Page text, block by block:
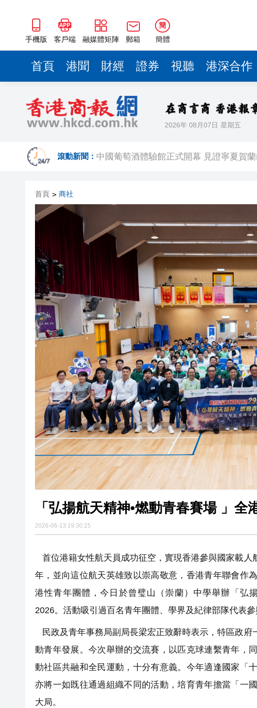
手機版 客戶端 融媒體矩陣 郵箱
簡
簡體
首頁 港聞 財經 證券 視聽 港深合作
2026年 08月07日 星期五
滾動新聞：
有片丨倪嘉雯首演打女 做足功課 秒切第二
有片｜【《給阿嬤的情書》香港首映】影
借勢東北超燃動盛夏！瀋陽都市圈發布十
第十八屆海峽論壇 從跨行演員到扎根一線
中國葡萄酒體驗館正式開幕 見證寧夏賀
美國批准售韓導彈，朝鮮譴責
世界盃伊朗隊訓練
第十八屆海峽論壇 從跨行演員到扎根一線
「弘揚航天精神•燃動青春賽場 」全港青
中國葡萄酒體驗館正式開幕 見證寧夏賀蘭
有片丨倪嘉雯首演打女 做足功課 秒切第
有片｜【《給阿嬤的情書》香港首映】
借勢東北超燃動盛夏！瀋陽都市圈發布十
美國批准售韓導彈，朝鮮譴責
世界盃伊朗隊訓練
首頁 > 商社
「弘揚航天精神•燃動青春賽場 」
2026-06-13 19:30:25
首位港籍女性航天員成功征空，實現香港參與國家載
年，並向這位航天英雄致以崇高敬意，香港青年聯會作
港性青年團體，今日於曾璧山（崇蘭）中學舉辦「弘
2026。活動吸引過百名青年團體、學界及紀律部隊代表參
民政及青年事務局副局長梁宏正致辭時表示，特區政
動青年發展。今次舉辦的交流賽，以匹克球連繫青年，
動社區共融和全民運動，十分有意義。今年適逢國家「
亦將一如既往通過組織不同的活動，培育青年擔當「一
大局。